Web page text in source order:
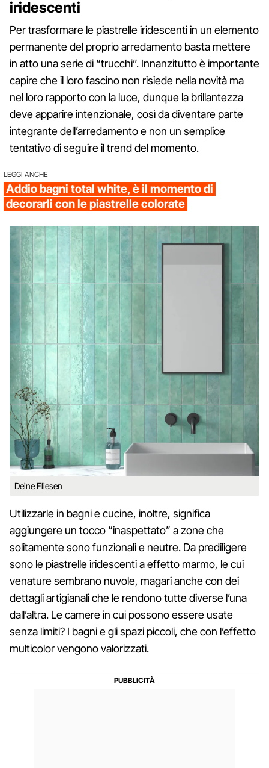
iridescenti
Per trasformare le piastrelle iridescenti in un elemento
permanente del proprio arredamento basta mettere
in atto una serie di “trucchi”. Innanzitutto è importante
capire che il loro fascino non risiede nella novità ma
nel loro rapporto con la luce, dunque la brillantezza
deve apparire intenzionale, così da diventare parte
integrante dell’arredamento e non un semplice
tentativo di seguire il trend del momento.
LEGGI ANCHE
Addio bagni total white, è il momento di
decorarli con le piastrelle colorate
Deine Fliesen
Utilizzarle in bagni e cucine, inoltre, significa
aggiungere un tocco “inaspettato” a zone che
solitamente sono funzionali e neutre. Da prediligere
sono le piastrelle iridescenti a effetto marmo, le cui
venature sembrano nuvole, magari anche con dei
dettagli artigianali che le rendono tutte diverse l’una
dall’altra. Le camere in cui possono essere usate
senza limiti? I bagni e gli spazi piccoli, che con l’effetto
multicolor vengono valorizzati.